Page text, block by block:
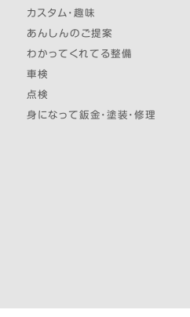
カスタム・趣味
あんしんのご提案
わかってくれてる整備
車検
点検
身になって鈑金・塗装・修理